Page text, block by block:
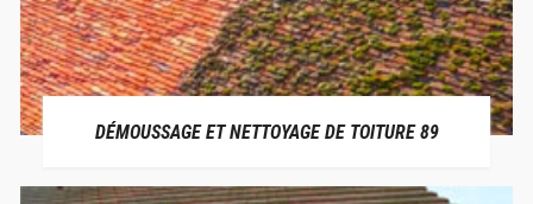
DÉMOUSSAGE ET NETTOYAGE DE TOITURE 89